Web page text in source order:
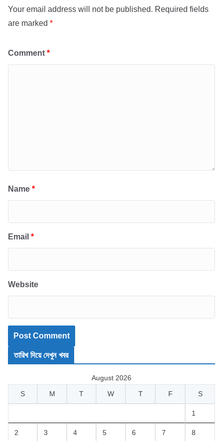
Your email address will not be published. Required fields
are marked *
Comment *
Name *
Email *
Website
তারিখ দিয়ে দেখুন খবর
August 2026
S
M T W T F S
1
2 3 4 5 6 7 8